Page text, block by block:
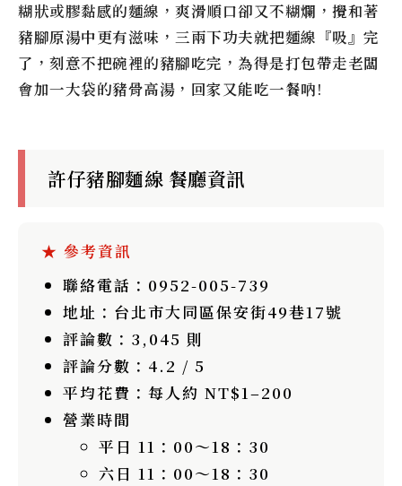
糊狀或膠黏感的麵線，爽滑順口卻又不糊爛，攪和著
豬腳原湯中更有滋味，三兩下功夫就把麵線『吸』完
了，刻意不把碗裡的豬腳吃完，為得是打包帶走老闆
會加一大袋的豬骨高湯，回家又能吃一餐吶!
許仔豬腳麵線 餐廳資訊
聯絡電話 ：0952-005-739
地址 ：台北市大同區保安街49巷17號
評論數 ：3,045 則
評論分數 ：4.2 / 5
平均花費 ：每人約 NT$1–200
營業時間
平日 11：00～18：30
六日 11：00～18：30